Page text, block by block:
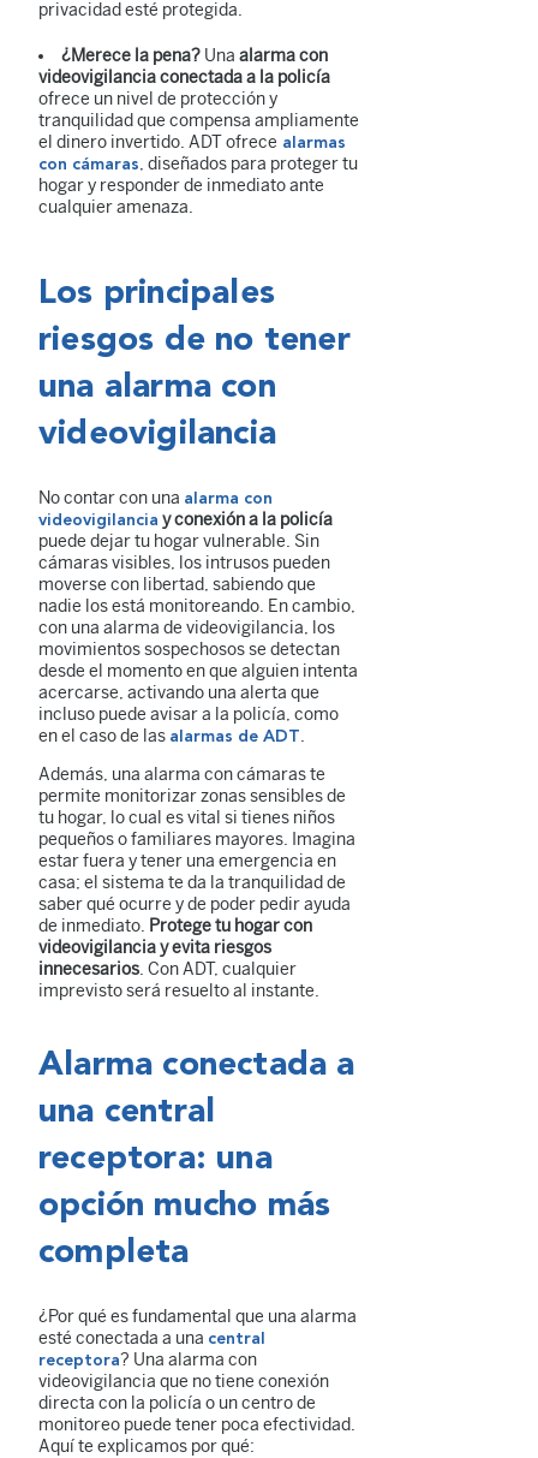
privacidad esté protegida.
¿Merece la pena? Una alarma con
videovigilancia conectada a la policía
ofrece un nivel de protección y
tranquilidad que compensa ampliamente
el dinero invertido. ADT ofrece alarmas
con cámaras, diseñados para proteger tu
hogar y responder de inmediato ante
cualquier amenaza.
Los principales
riesgos de no tener
una alarma con
videovigilancia
No contar con una alarma con
videovigilancia y conexión a la policía
puede dejar tu hogar vulnerable. Sin
cámaras visibles, los intrusos pueden
moverse con libertad, sabiendo que
nadie los está monitoreando. En cambio,
con una alarma de videovigilancia, los
movimientos sospechosos se detectan
desde el momento en que alguien intenta
acercarse, activando una alerta que
incluso puede avisar a la policía, como
en el caso de las alarmas de ADT.
Además, una alarma con cámaras te
permite monitorizar zonas sensibles de
tu hogar, lo cual es vital si tienes niños
pequeños o familiares mayores. Imagina
estar fuera y tener una emergencia en
casa; el sistema te da la tranquilidad de
saber qué ocurre y de poder pedir ayuda
de inmediato. Protege tu hogar con
videovigilancia y evita riesgos
innecesarios. Con ADT, cualquier
imprevisto será resuelto al instante.
Alarma conectada a
una central
receptora: una
opción mucho más
completa
¿Por qué es fundamental que una alarma
esté conectada a una central
receptora? Una alarma con
videovigilancia que no tiene conexión
directa con la policía o un centro de
monitoreo puede tener poca efectividad.
Aquí te explicamos por qué: